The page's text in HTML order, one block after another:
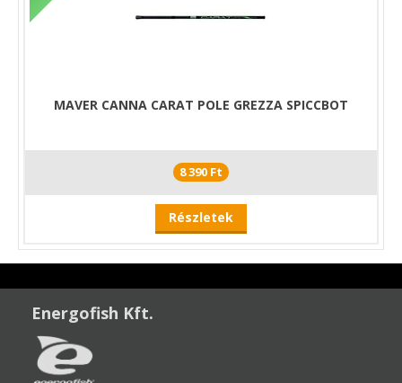
MAVER CANNA CARAT POLE GREZZA SPICCBOT
8 390 Ft
Részletek
Energofish Kft.